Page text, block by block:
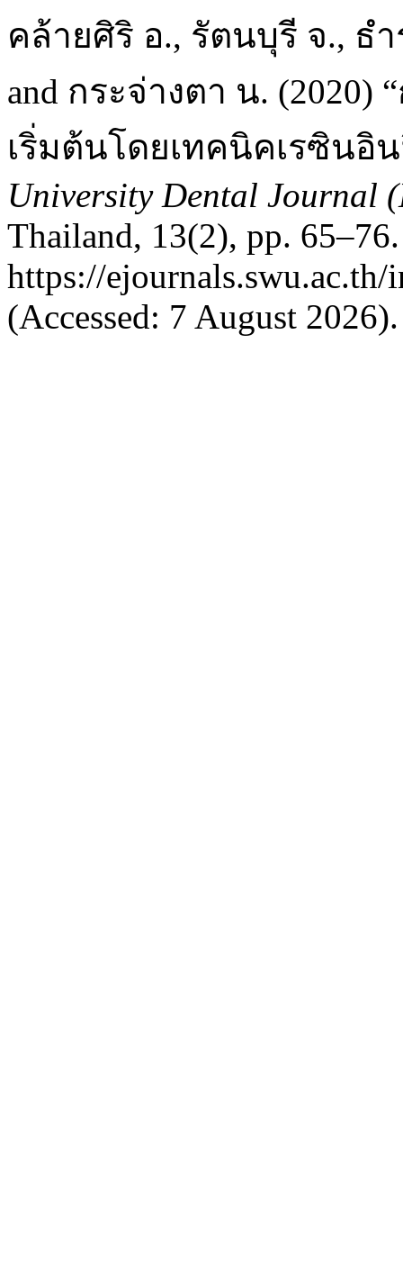
คล้ายศิริ อ., รัตนบุรี จ., ธ
and กระจ่างตา น. (2020)
เริ่มต้นโดยเทคนิคเรซินอิ
University Dental Journal
Thailand, 13(2), pp.
https://
(Accessed: 7 August 2026).